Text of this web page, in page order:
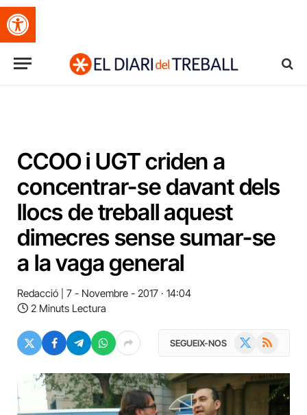
Obre la barra d'eines
CCOO i UGT criden a
concentrar-se davant dels
llocs de treball aquest
dimecres sense sumar-se
a la vaga general
Redacció
7 - Novembre - 2017 · 14:04
2 Minuts Lectura
SEGUEIX-NOS RSS